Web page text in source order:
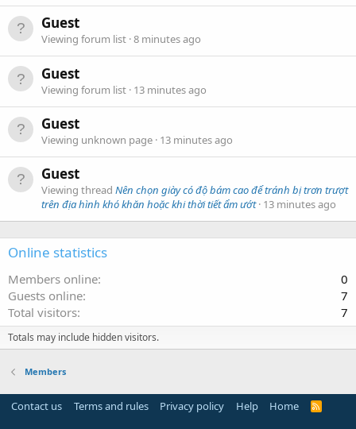
Guest
Viewing forum list 8 minutes ago
Guest
Viewing forum list 13 minutes ago
Guest
Viewing unknown page 13 minutes ago
Guest
Viewing thread Nên chọn giày có độ bám cao để tránh bị trơn trượt
trên địa hình khó khăn hoặc khi thời tiết ẩm ướt 13 minutes ago
Online statistics
Members online
0
Guests online
7
Total visitors
7
Totals may include hidden visitors.
Members
Contact us Terms and rules Privacy policy Help Home
R